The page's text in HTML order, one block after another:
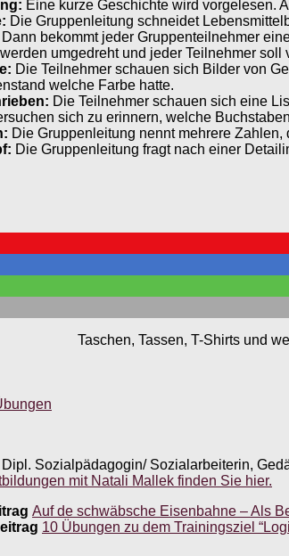
Eine kurze Geschichte wird vorgelesen.
Die Gruppenleitung schneidet
bekommt jeder Gruppenteilnehmer
umgedreht und jeder Teilnehmer
Die Teilnehmer schauen sich Bilder von
welche Farbe hatte.
Die Teilnehmer schauen sich eine
sich zu erinnern, welche
Die Gruppenleitung nennt mehrere
Die Gruppenleitung fragt nach einer
Taschen, Tassen, T-Shirts und
Sozialpädagogin/ Sozialarbeiterin,
mit Natali Mallek finden Sie hier.
Auf de schwäbsche Eisenbahne – Als
10 Übungen zu dem Trainingsziel